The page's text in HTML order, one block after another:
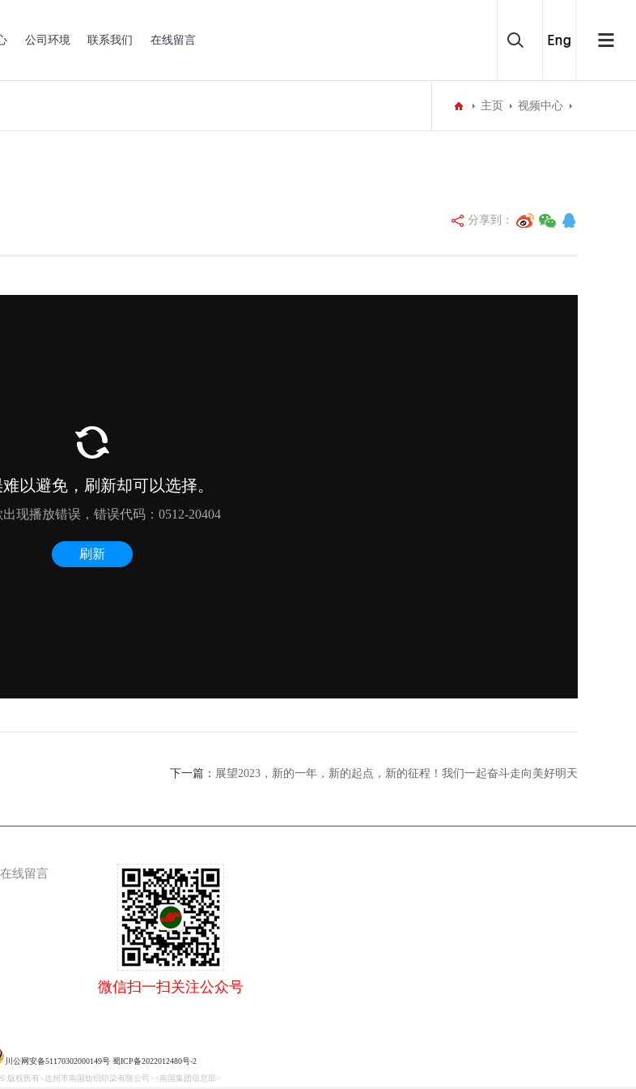
公司环境 联系我们 在线留言
主页 视频中心
分享到：
下一篇： 展望2023，新的一年，新的起点，新的征程！我们一起奋斗走向美好明天
在线留言
微信扫一扫关注公众号
川公网安备51170302000149号 蜀ICP备2022012480号-2
版权所有<达州市南国纺织印染有限公司><南国集团信息部>